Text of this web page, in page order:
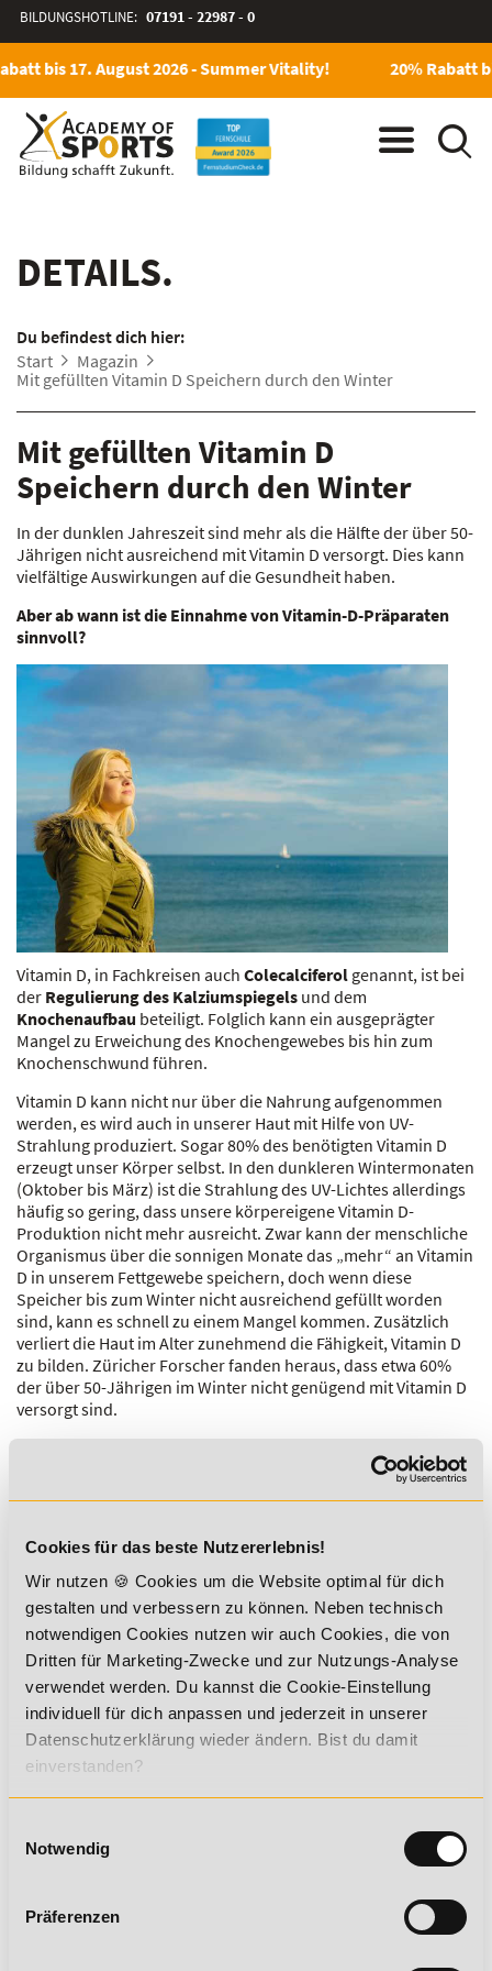
Cookies für das beste Nutzererlebnis!
Wir nutzen 🍪 Cookies um die Website optimal für dich
gestalten und verbessern zu können. Neben technisch
notwendigen Cookies nutzen wir auch Cookies, die von
Dritten für Marketing-Zwecke und zur Nutzungs-Analyse
verwendet werden. Du kannst die Cookie-Einstellung
individuell für dich anpassen und jederzeit in unserer
Datenschutzerklärung wieder ändern. Bist du damit
einverstanden?
Notwendig
Präferenzen
BILDUNGSHOTLINE: 07191 - 22987 - 0
bis 17. August 2026 - Summer Vitality! 20% Rabatt
DETAILS.
Du befindest dich hier:
Start
Magazin
Mit gefüllten Vitamin D Speichern durch den Winter
Mit gefüllten Vitamin D
Speichern durch den Winter
In der dunklen Jahreszeit sind mehr als die Hälfte der über 50-
Jährigen nicht ausreichend mit Vitamin D versorgt. Dies kann
vielfältige Auswirkungen auf die Gesundheit haben.
Aber ab wann ist die Einnahme von Vitamin-D-Präparaten
sinnvoll?
Vitamin D, in Fachkreisen auch Colecalciferol genannt, ist bei
der Regulierung des Kalziumspiegels und dem
Knochenaufbau beteiligt. Folglich kann ein ausgeprägter
Mangel zu Erweichung des Knochengewebes bis hin zum
Knochenschwund führen.
Vitamin D kann nicht nur über die Nahrung aufgenommen
werden, es wird auch in unserer Haut mit Hilfe von UV-
Strahlung produziert. Sogar 80% des benötigten Vitamin D
erzeugt unser Körper selbst. In den dunkleren Wintermonaten
(Oktober bis März) ist die Strahlung des UV-Lichtes allerdings
häufig so gering, dass unsere körpereigene Vitamin D-
Produktion nicht mehr ausreicht. Zwar kann der menschliche
Organismus über die sonnigen Monate das „mehr“ an Vitamin
D in unserem Fettgewebe speichern, doch wenn diese
Speicher bis zum Winter nicht ausreichend gefüllt worden
sind, kann es schnell zu einem Mangel kommen. Zusätzlich
verliert die Haut im Alter zunehmend die Fähigkeit, Vitamin D
zu bilden. Züricher Forscher fanden heraus, dass etwa 60%
der über 50-Jährigen im Winter nicht genügend mit Vitamin D
versorgt sind.
die Sonne gehen. Laut der deutschen Gesellschaft für
Ernährung (DGE) sind an einem sonnigen Sommertag etwa 5-
25 Minuten Sonnenbestrahlung auf Gesicht, Hände und
Unterarme absolut ausreichend. Um den Vitamin-D-Spiegel
zusätzlich mit der Nahrung zu ergänzen, eignen sich
beispielsweise fettreicher Fisch, Milch und Milchprodukte
sowie Eier und Pilze. Sollte im Einzelfall doch das Risiko eines
Vitamin D Mangels bestehen, hilft der Hausarzt gerne weiter.
Dieser kann einen Mangel leicht über eine Blutuntersuchung
feststellen und ggf. ein geeignetes Präparat verschreiben.
Du möchtest mehr über dieses Thema
erfahren? Dann empfehlen wir dir
diese Weiterbildungen:
Ernährungsberater für Kinder